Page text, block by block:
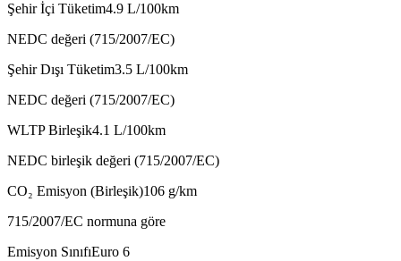
Şehir İçi Tüketim4.9 L/100km
NEDC değeri (715/2007/EC)
Şehir Dışı Tüketim3.5 L/100km
NEDC değeri (715/2007/EC)
WLTP Birleşik4.1 L/100km
NEDC birleşik değeri (715/2007/EC)
CO₂ Emisyon (Birleşik)106 g/km
715/2007/EC normuna göre
Emisyon SınıfıEuro 6